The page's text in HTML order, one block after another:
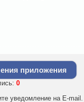
приложения
0
уведомление на E-mail.